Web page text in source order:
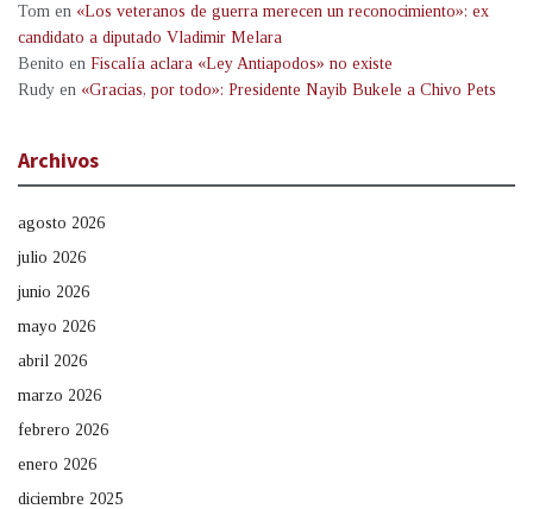
Tom en «Los veteranos de guerra merecen un reconocimiento»: ex
candidato a diputado Vladimir Melara
Benito en Fiscalía aclara «Ley Antiapodos» no existe
Rudy en «Gracias, por todo»: Presidente Nayib Bukele a Chivo Pets
Archivos
agosto 2026
julio 2026
junio 2026
mayo 2026
abril 2026
marzo 2026
febrero 2026
enero 2026
diciembre 2025